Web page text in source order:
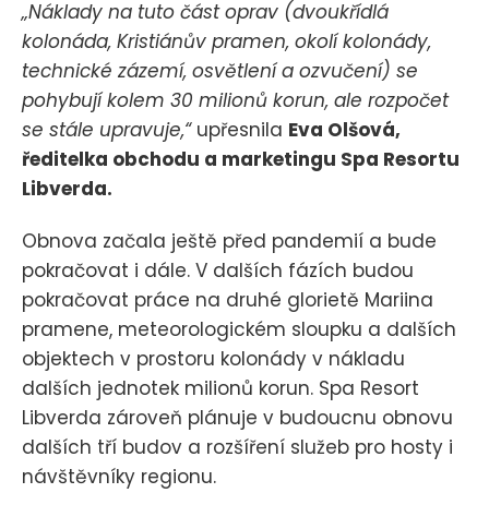
„Náklady na tuto část oprav (dvoukřídlá
kolonáda, Kristiánův pramen, okolí kolonády,
technické zázemí, osvětlení a ozvučení) se
pohybují kolem 30 milionů korun, ale rozpočet
se stále upravuje,“upřesnila Eva Olšová,
ředitelka obchodu a marketingu Spa Resortu
Libverda.
Obnova začala ještě před pandemií a bude
pokračovat i dále. V dalších fázích budou
pokračovat práce na druhé glorietě Mariina
pramene, meteorologickém sloupku a dalších
objektech v prostoru kolonády v nákladu
dalších jednotek milionů korun. Spa Resort
Libverda zároveň plánuje v budoucnu obnovu
dalších tří budov a rozšíření služeb pro hosty i
návštěvníky regionu.